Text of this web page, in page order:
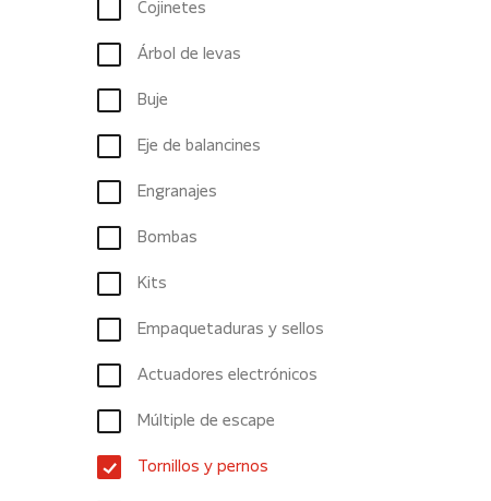
Cojinetes
Árbol de levas
Buje
Eje de balancines
Engranajes
Bombas
Kits
Empaquetaduras y sellos
Actuadores electrónicos
Múltiple de escape
Tornillos y pernos